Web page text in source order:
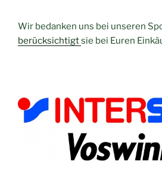
Wir bedanken uns bei unseren
berücksichtigtsie bei Euren